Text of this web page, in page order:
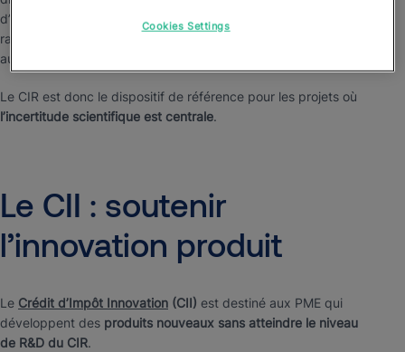
d’optimisation incrémentale, c’est précisément l’existence d’un
raisonnement scientifique structuré et d’une incertitude quant
aux résultats attendus.
Le CIR est donc le dispositif de référence pour les projets où
l’incertitude scientifique est centrale.
Le CII : soutenir
l’innovation produit
Le Crédit d’Impôt Innovation (CII) est destiné aux PME qui
développent des produits nouveaux sans atteindre le niveau
de R&D du CIR.
Cookies Settings